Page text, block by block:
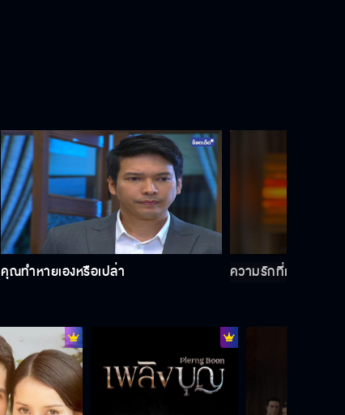
เธอคือความโง่เขลา
ควรพูดจาให้เกียรติผู้หญิง
เมื่อไหร่จะเลิกอ่อยผู้ชาย
คุณทำหายเองหรือเปล่า ความรักที่แท้จริงคือ